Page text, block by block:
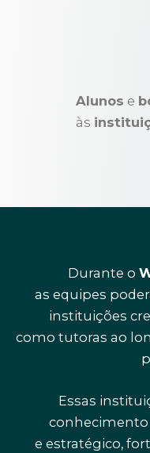
Alunos e
às
Durante o
as equipes
instituições
como tutoras ao
Essas
e estratégico,